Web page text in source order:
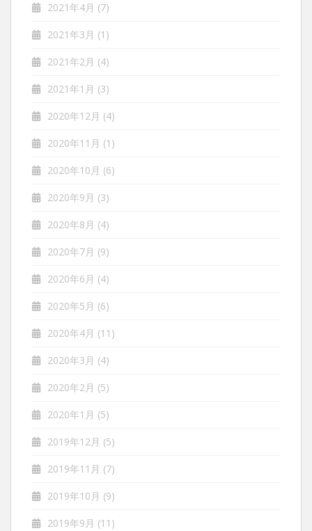
2021年4月 (7)
2021年3月 (1)
2021年2月 (4)
2021年1月 (3)
2020年12月 (4)
2020年11月 (1)
2020年10月 (6)
2020年9月 (3)
2020年8月 (4)
2020年7月 (9)
2020年6月 (4)
2020年5月 (6)
2020年4月 (11)
2020年3月 (4)
2020年2月 (5)
2020年1月 (5)
2019年12月 (5)
2019年11月 (7)
2019年10月 (9)
2019年9月 (11)